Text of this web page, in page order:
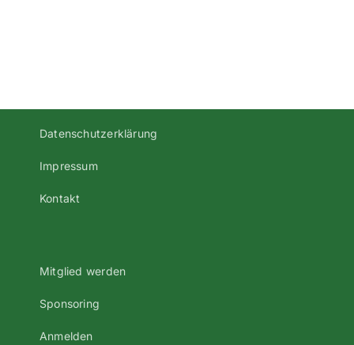
Datenschutzerklärung
Impressum
Kontakt
Mitglied werden
Sponsoring
Anmelden